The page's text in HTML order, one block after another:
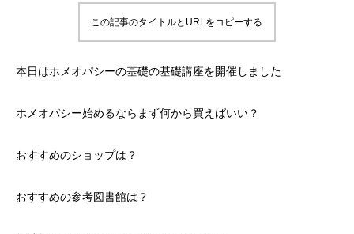
この記事のタイトルとURLをコピーする
本日はホメオパシーの基礎の基礎講座を開催しました
ホメオパシー始めるならまず何から買えばいい？
おすすめのショップは？
おすすめの参考図書館は？